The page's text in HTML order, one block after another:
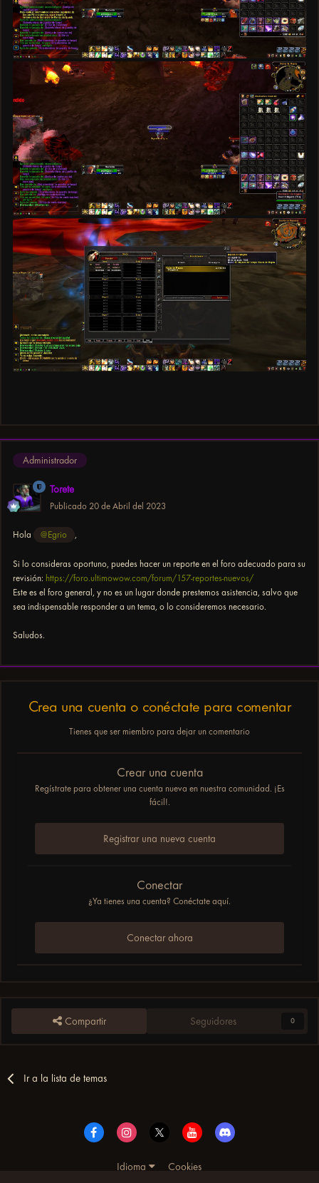
Administrador
Torete
Publicado 20 de Abril del 2023
Hola @Egrio
Si lo consideras oportuno, puedes hacer un reporte en el foro adecuado para su
revisión: https://foro.ultimowow.com/forum/157-reportes-nuevos/
Este es el foro general, y no es un lugar donde prestemos asistencia, salvo que
sea indispensable responder a un tema, o lo consideremos necesario.
Saludos.
Crea una cuenta o conéctate para comentar
Tienes que ser miembro para dejar un comentario
Crear una cuenta
Regístrate para obtener una cuenta nueva en nuestra comunidad. ¡Es
fácil!.
Registrar una nueva cuenta
Conectar
¿Ya tienes una cuenta? Conéctate aquí.
Conectar ahora
Compartir Seguidores 0
Ir a la lista de temas
Idioma
Cookies